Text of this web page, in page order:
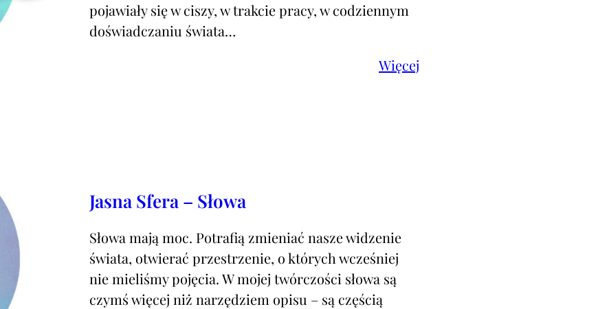
pojawiały się w ciszy, w trakcie pracy, w codziennym
doświadczaniu świata…
Więcej
Jasna Sfera – Słowa
Słowa mają moc. Potrafią zmieniać nasze widzenie
świata, otwierać przestrzenie, o których wcześniej
nie mieliśmy pojęcia. W mojej twórczości słowa są
czymś więcej niż narzędziem opisu – są częścią